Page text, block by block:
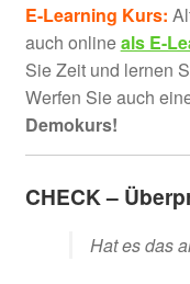
E-Learning Kurs:
auch onlineals E-
Sie Zeit und lernen
Werfen Sie auch
Demokurs!
CHECK –
Hat es das